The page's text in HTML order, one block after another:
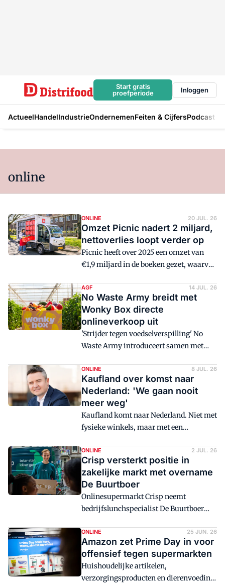
Start gratis
proefperiode
Inloggen
ActueelHandelIndustrieOndernemenFeiten & CijfersPodcast
online
ONLINE 20 JUL. 26
Omzet Picnic nadert 2 miljard,
nettoverlies loopt verder op
Picnic heeft over 2025 een omzet van
€1,9 miljard in de boeken gezet, waarvan
kwam uit op €272 miljoen, iets meer
dan een jaar eerder.
AGF 14 JUL. 26
No Waste Army breidt met
Wonky Box directe
onlineverkoop uit
'Strijder tegen voedselverspilling' No
Waste Army introduceert samen met
verkoop van 'afwijkende'
seizoensproducten.
ONLINE 8 JUL. 26
Kaufland over komst naar
Nederland: 'We gaan nooit
meer weg'
Kaufland komt naar Nederland. Niet met
fysieke winkels, maar met een
met Bol.com en Amazon. Distrifood
praat met ceo e-commerce Gerald
Schönbucher over de ambities van
Kaufland in ons land. 'We zijn in nieuwe
markten meestal in het tweede jaar
winstgevend.'
ONLINE 2 JUL. 26
Crisp versterkt positie in
zakelijke markt met overname
De Buurtboer
Onlinesupermarkt Crisp neemt
bedrijfslunchspecialist De Buurtboer
ONLINE 25 JUN. 26
Amazon zet Prime Day in voor
offensief tegen supermarkten
Huishoudelijke artikelen,
verzorgingsproducten en dierenvoeding